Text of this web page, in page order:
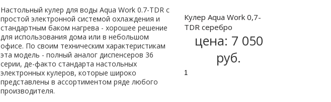
Кулер Aqua Work 0,7-
TDR серебро
цена: 7 050
руб.
Настольный кулер для воды Aqua Work 0.7-TDR c
простой электронной системой охлаждения и
стандартным баком нагрева - хорошее решение
для использования дома или в небольшом
офисе. По своим техническим характеристикам
эта модель - полный аналог диспенсеров 36
серии, де-факто стандарта настольных
электронных кулеров, которые широко
представлены в ассортиментом ряде любого
производителя.